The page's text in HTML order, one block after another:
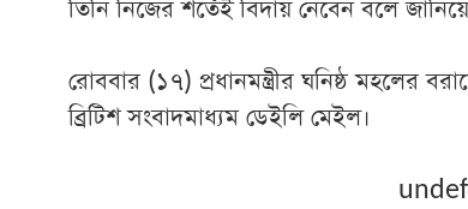
তিনি নিজের শর্তেই বিদায় নেবেন বলে
রোববার (১৭) প্রধানমন্ত্রীর ঘনিষ্ঠ মহলের
ব্রিটিশ সংবাদমাধ্যম ডেইলি মেইল।